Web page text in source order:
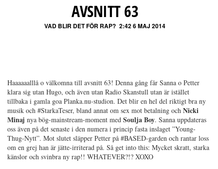
AVSNITT 63
VAD BLIR DET FÖR RAP? 2:42 6 MAJ 2014
Haaaaaalllå o välkomna till avsnitt 63! Denna gång får Sanna o Petter
klara sig utan Hugo, och även utan Radio Skanstull utan är istället
tillbaka i gamla goa Planka.nu-studion. Det blir en hel del riktigt bra ny
musik och #StarkaTeser, bland annat om sex mot betalning och Nicki
Minaj nya bög-mainstream-moment med Soulja Boy. Sanna uppdateras
oss även på det senaste i den numera i princip fasta inslaget ”Young-
Thug-Nytt”. Mot slutet släpper Petter på #BASED-garden och rantar loss
om en grej han är jätte-irriterad på. Så get into this: Mycket skratt, starka
känslor och svinbra ny rap!! WHATEVER?!? XOXO